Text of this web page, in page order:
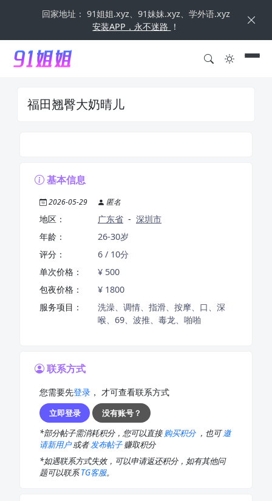
回家地址： 91姐姐.xyz、91妹妹.xyz、学外语.xyz
安装APP，永不迷路 ！
福田翘臀大奶晴儿
基本信息
2026-05-29 匿名
地区： 广东省 - 深圳市
年龄：
26-30岁
评分：
6 / 10分
单次价格：
¥ 500
包夜价格：
¥ 1800
服务项目：
洗澡、调情、指滑、按摩、口、深
喉、69、波推、毒龙、啪啪
联系方式
您需要先登录 ， 才可查看联系方式
立即登录
没有账号？
*部分帖子需消耗积分，您可以直接购买积分 ，也可邀
请新用户或者发布帖子赚取积分
*如遇联系方式失效，可以申请返还积分，如有其他问
题可以联系TG客服。